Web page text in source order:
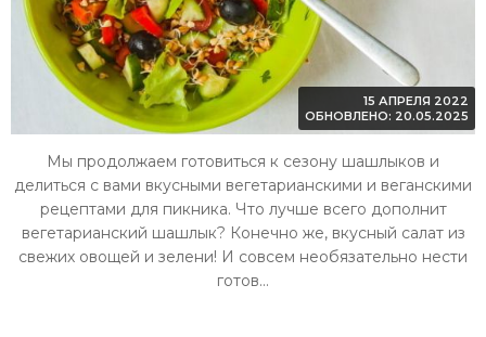
15 АПРЕЛЯ 2022
ОБНОВЛЕНО: 20.05.2025
Мы продолжаем готовиться к сезону шашлыков и
делиться с вами вкусными вегетарианскими и веганскими
рецептами для пикника. Что лучше всего дополнит
вегетарианский шашлык? Конечно же, вкусный салат из
свежих овощей и зелени! И совсем необязательно нести
готов...